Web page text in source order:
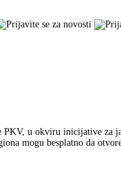
u okviru inicijative za
mogu besplatno da